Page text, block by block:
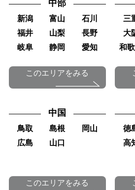
中部
新潟 富山
石川
福井
山梨
長野
岐阜
静岡 愛知
このエリアをみる
三
大
和
中国
鳥取 島根
岡山
広島
山口
このエリアをみる
徳
高